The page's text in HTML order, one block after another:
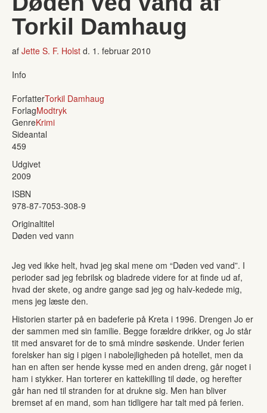
Torkil Damhaug
af Jette S. F. Holst d. 1. februar 2010
Info
ForfatterTorkil Damhaug
ForlagModtryk
GenreKrimi
Sideantal
459
Udgivet
2009
ISBN
978-87-7053-308-9
Originaltitel
Døden ved vann
Jeg ved ikke helt, hvad jeg skal mene om “Døden ved vand”. I
perioder sad jeg febrilsk og bladrede videre for at finde ud af,
hvad der skete, og andre gange sad jeg og halv-kedede mig,
mens jeg læste den.
Historien starter på en badeferie på Kreta i 1996. Drengen Jo er
der sammen med sin familie. Begge forældre drikker, og Jo står
tit med ansvaret for de to små mindre søskende. Under ferien
forelsker han sig i pigen i nabolejligheden på hotellet, men da
han en aften ser hende kysse med en anden dreng, går noget i
ham i stykker. Han torterer en kattekilling til døde, og herefter
går han ned til stranden for at drukne sig. Men han bliver
bremset af en mand, som han tidligere har talt med på ferien.